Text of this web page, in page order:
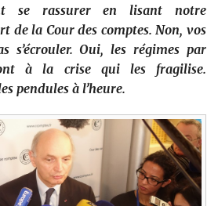
se rassurer en lisant notre
de la Cour des comptes. Non, vos
s’écrouler. Oui, les régimes par
à la crise qui les fragilise.
pendules à l’heure.